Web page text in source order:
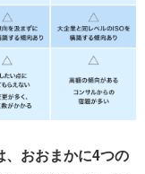
、おおまかに4つの